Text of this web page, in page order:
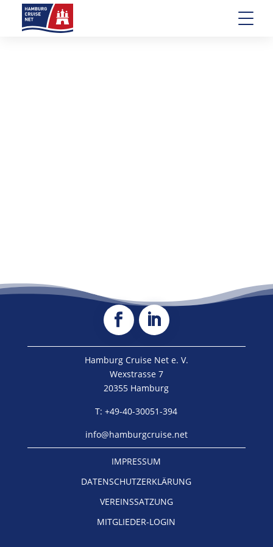
Hamburg Cruise Net e. V.
Wexstrasse 7
20355 Hamburg
T: +49-40-30051-394
info@hamburgcruise.net
IMPRESSUM
DATENSCHUTZERKLÄRUNG
VEREINSSATZUNG
MITGLIEDER-LOGIN